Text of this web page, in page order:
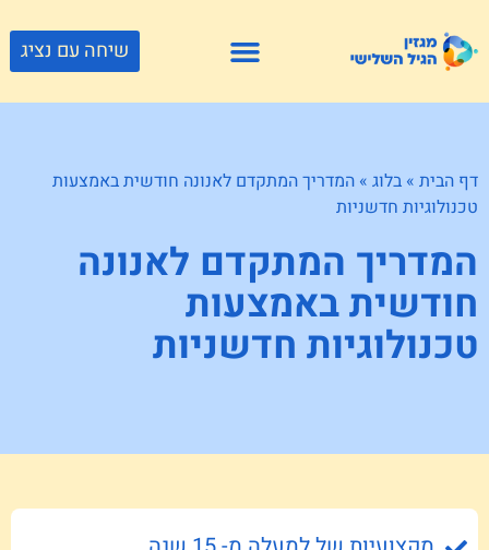
שיחה עם נציג
דף הבית » בלוג » המדריך המתקדם לאנונה חודשית באמצעות
טכנולוגיות חדשניות
המדריך המתקדם לאנונה
חודשית באמצעות
טכנולוגיות חדשניות